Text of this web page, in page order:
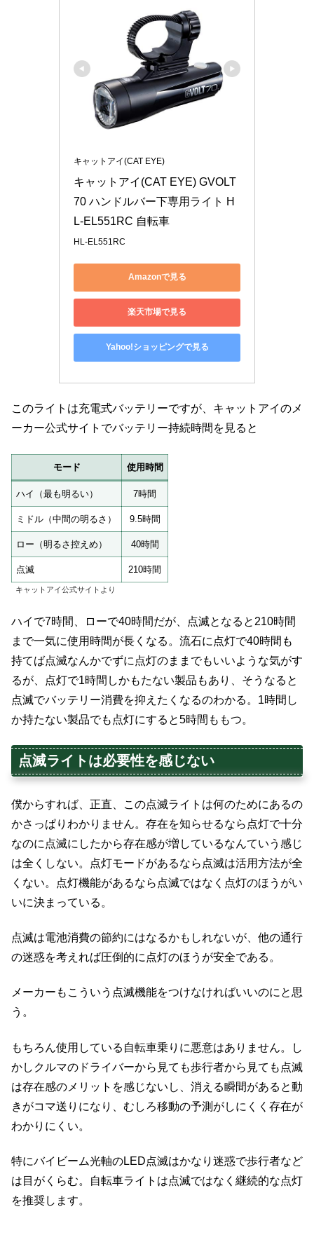
キャットアイ(CAT EYE)
キャットアイ(CAT EYE) GVOLT
70 ハンドルバー下専用ライト H
L-EL551RC 自転車
HL-EL551RC
Amazonで見る
楽天市場で見る
Yahoo!ショッピングで見る
このライトは充電式バッテリーですが、キャットアイのメ
ーカー公式サイトでバッテリー持続時間を見ると
モード 使用時間
ハイ（最も明るい） 7時間
ミドル（中間の明るさ） 9.5時間
ロー（明るさ控えめ） 40時間
点滅 210時間
キャットアイ公式サイトより
ハイで7時間、ローで40時間だが、点滅となると210時間
まで一気に使用時間が長くなる。流石に点灯で40時間も
持てば点滅なんかでずに点灯のままでもいいような気がす
るが、点灯で1時間しかもたない製品もあり、そうなると
点滅でバッテリー消費を抑えたくなるのわかる。1時間し
か持たない製品でも点灯にすると5時間ももつ。
点滅ライトは必要性を感じない
僕からすれば、正直、この点滅ライトは何のためにあるの
かさっぱりわかりません。存在を知らせるなら点灯で十分
なのに点滅にしたから存在感が増しているなんていう感じ
は全くしない。点灯モードがあるなら点滅は活用方法が全
くない。点灯機能があるなら点滅ではなく点灯のほうがい
いに決まっている。
点滅は電池消費の節約にはなるかもしれないが、他の通行
の迷惑を考えれば圧倒的に点灯のほうが安全である。
メーカーもこういう点滅機能をつけなければいいのにと思
う。
もちろん使用している自転車乗りに悪意はありません。し
かしクルマのドライバーから見ても歩行者から見ても点滅
は存在感のメリットを感じないし、消える瞬間があると動
きがコマ送りになり、むしろ移動の予測がしにくく存在が
わかりにくい。
特にバイビーム光軸のLED点滅はかなり迷惑で歩行者など
は目がくらむ。自転車ライトは点滅ではなく継続的な点灯
を推奨します。